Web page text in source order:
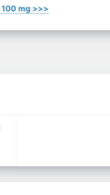
mg >>>